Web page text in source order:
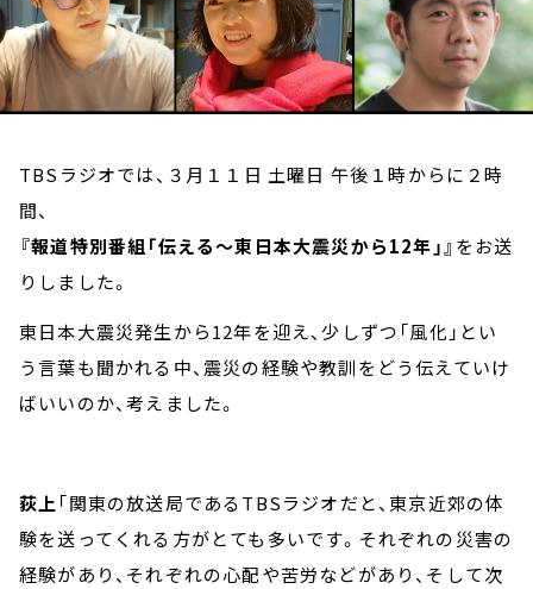
TBSラジオでは、３月１１日 土曜日 午後１時からに２時
間、
『報道特別番組「伝える～東日本大震災から12年」』 をお送
りしました。
東日本大震災発生から12年を迎え、少しずつ「風化」とい
う言葉も聞かれる中、震災の経験や教訓をどう伝えていけ
ばいいのか、考えました。
荻上「関東の放送局であるTBSラジオだと、東京近郊の体
験を送ってくれる方がとても多いです。それぞれの災害の
経験があり、それぞれの心配や苦労などがあり、そして次